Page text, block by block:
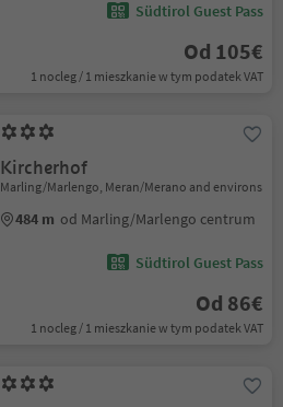
Südtirol Guest Pass
Od 105€
1 nocleg / 1 mieszkanie w tym podatek VAT
Kircherhof
Marling/Marlengo, Meran/Merano and environs
484 m od Marling/Marlengo centrum
Südtirol Guest Pass
Od 86€
1 nocleg / 1 mieszkanie w tym podatek VAT